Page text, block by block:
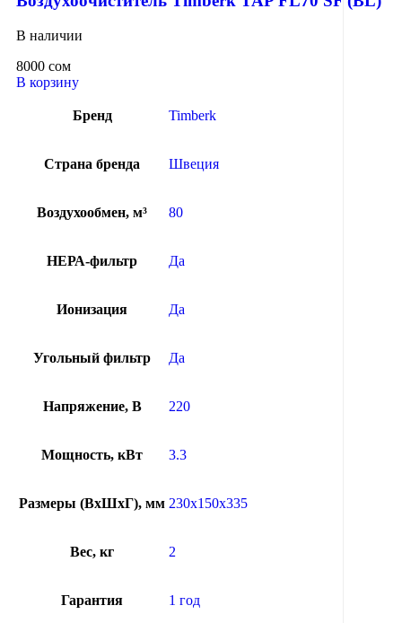
В наличии
8000 сом
В корзину
Бренд Timberk
Страна бренда Швеция
Воздухообмен, м³ 80
НЕРА-фильтр Да
Ионизация Да
Угольный фильтр Да
Напряжение, В 220
Мощность, кВт 3.3
Размеры (ВхШхГ), мм 230x150x335
Вес, кг 2
Гарантия 1 год